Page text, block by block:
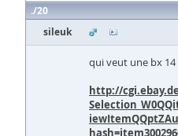
20
sileuk
qui veut une bx
http://